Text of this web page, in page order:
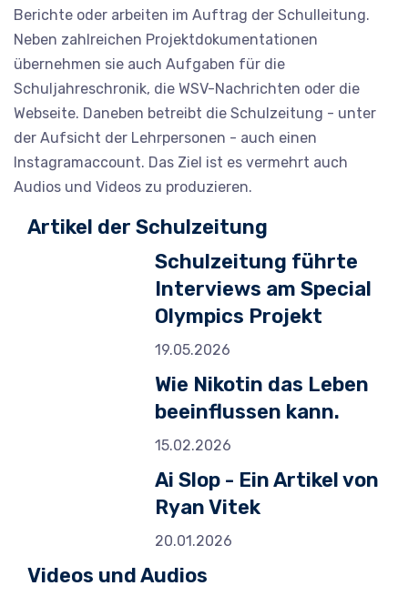
Berichte oder arbeiten im Auftrag der Schulleitung.
Neben zahlreichen Projektdokumentationen
übernehmen sie auch Aufgaben für die
Schuljahreschronik, die WSV-Nachrichten oder die
Webseite. Daneben betreibt die Schulzeitung - unter
der Aufsicht der Lehrpersonen - auch einen
Instagramaccount. Das Ziel ist es vermehrt auch
Audios und Videos zu produzieren.
Artikel der Schulzeitung
Schulzeitung führte
Interviews am Special
Olympics Projekt
19.05.2026
Wie Nikotin das Leben
beeinflussen kann.
15.02.2026
Ai Slop - Ein Artikel von
Ryan Vitek
20.01.2026
Videos und Audios